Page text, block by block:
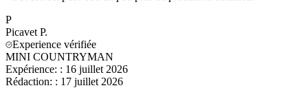
P
Picavet P.
Experience vérifiée
MINI COUNTRYMAN
Expérience: : 16 juillet 2026
Rédaction: : 17 juillet 2026